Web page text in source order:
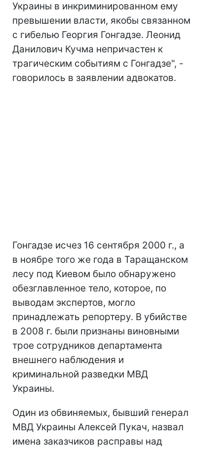
Украины в инкриминированном ему
превышении власти, якобы связанном
с гибелью Георгия Гонгадзе. Леонид
Данилович Кучма непричастен к
трагическим событиям с Гонгадзе", -
говорилось в заявлении адвокатов.
Гонгадзе исчез 16 сентября 2000 г., а
в ноябре того же года в Таращанском
лесу под Киевом было обнаружено
обезглавленное тело, которое, по
выводам экспертов, могло
принадлежать репортеру. В убийстве
в 2008 г. были признаны виновными
трое сотрудников департамента
внешнего наблюдения и
криминальной разведки МВД
Украины.
Один из обвиняемых, бывший генерал
МВД Украины Алексей Пукач, назвал
имена заказчиков расправы над